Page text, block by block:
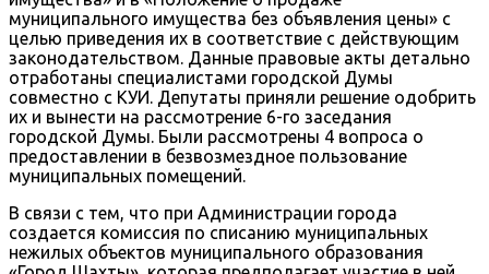
муниципального имущества без объявления цены» с
целью приведения их в соответствие с действующим
законодательством. Данные правовые акты детально
отработаны специалистами городской Думы
совместно с КУИ. Депутаты приняли решение одобрить
их и вынести на рассмотрение 6-го заседания
городской Думы. Были рассмотрены 4 вопроса о
предоставлении в безвозмездное пользование
муниципальных помещений.
В связи с тем, что при Администрации города
создается комиссия по списанию муниципальных
нежилых объектов муниципального образования